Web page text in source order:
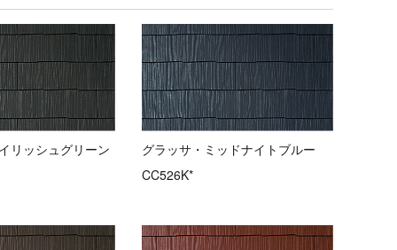
リッシュグリーン
グラッサ・ミッドナイトブルー
CC526K*